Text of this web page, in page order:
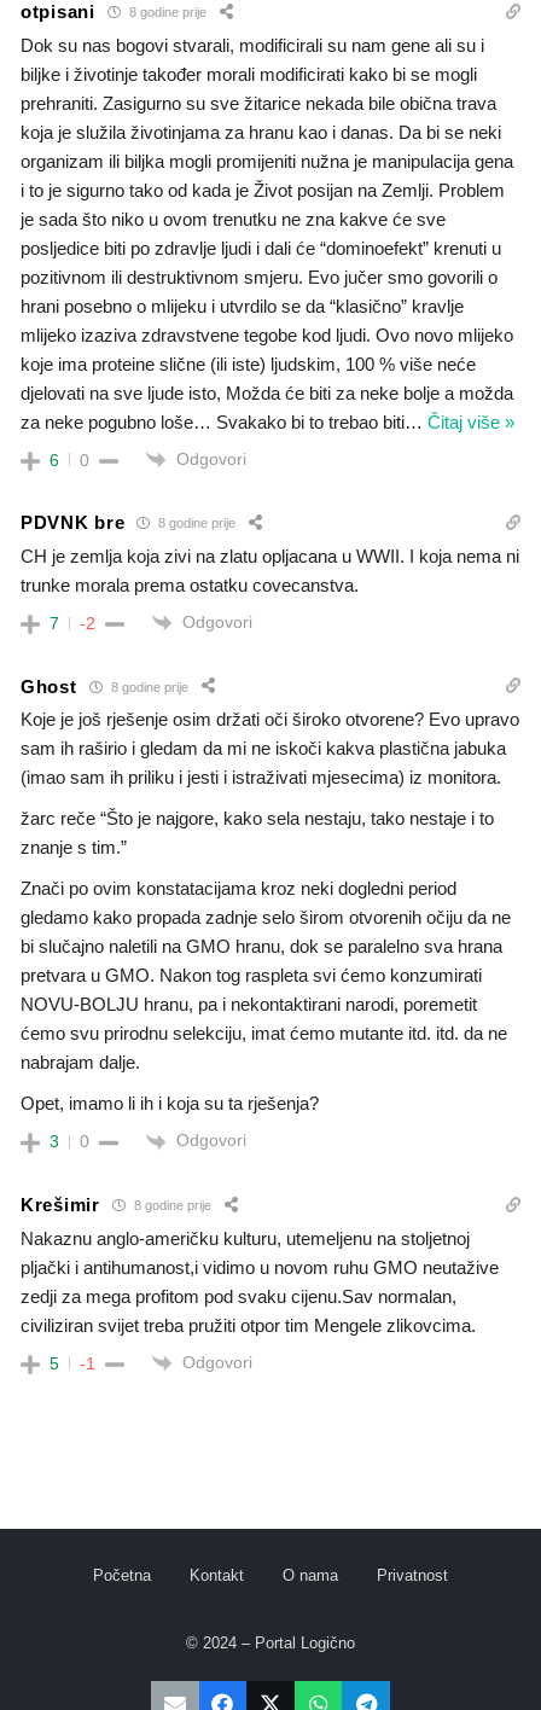
otpisani 8 godine prije
Dok su nas bogovi stvarali, modificirali su nam gene ali su i
biljke i životinje također morali modificirati kako bi se mogli
prehraniti. Zasigurno su sve žitarice nekada bile obična trava
koja je služila životinjama za hranu kao i danas. Da bi se neki
organizam ili biljka mogli promijeniti nužna je manipulacija gena
i to je sigurno tako od kada je Život posijan na Zemlji. Problem
je sada što niko u ovom trenutku ne zna kakve će sve
posljedice biti po zdravlje ljudi i dali će “dominoefekt” krenuti u
pozitivnom ili destruktivnom smjeru. Evo jučer smo govorili o
hrani posebno o mlijeku i utvrdilo se da “klasično” kravlje
mlijeko izaziva zdravstvene tegobe kod ljudi. Ovo novo mlijeko
koje ima proteine slične (ili iste) ljudskim, 100 % više neće
djelovati na sve ljude isto, Možda će biti za neke bolje a možda
za neke pogubno loše… Svakako bi to trebao biti… Čitaj više »
6 0 Odgovori
PDVNK bre 8 godine prije
CH je zemlja koja zivi na zlatu opljacana u WWII. I koja nema ni
trunke morala prema ostatku covecanstva.
7 -2 Odgovori
Ghost 8 godine prije
Koje je još rješenje osim držati oči široko otvorene? Evo upravo
sam ih raširio i gledam da mi ne iskoči kakva plastična jabuka
(imao sam ih priliku i jesti i istraživati mjesecima) iz monitora.
žarc reče “Što je najgore, kako sela nestaju, tako nestaje i to
znanje s tim.”
Znači po ovim konstatacijama kroz neki dogledni period
gledamo kako propada zadnje selo širom otvorenih očiju da ne
bi slučajno naletili na GMO hranu, dok se paralelno sva hrana
pretvara u GMO. Nakon tog raspleta svi ćemo konzumirati
NOVU-BOLJU hranu, pa i nekontaktirani narodi, poremetit
ćemo svu prirodnu selekciju, imat ćemo mutante itd. itd. da ne
nabrajam dalje.
Opet, imamo li ih i koja su ta rješenja?
3 0 Odgovori
Krešimir 8 godine prije
Nakaznu anglo-američku kulturu, utemeljenu na stoljetnoj
pljački i antihumanost,i vidimo u novom ruhu GMO neutažive
zedji za mega profitom pod svaku cijenu.Sav normalan,
civiliziran svijet treba pružiti otpor tim Mengele zlikovcima.
5 -1 Odgovori
Početna Kontakt O nama Privatnost
© 2024 – Portal Logično